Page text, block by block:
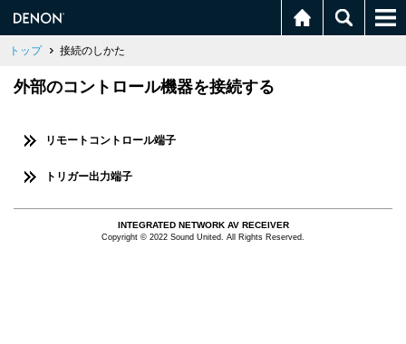
トップ 接続のしかた
外部のコントロール機器を接続する
リモートコントロール端子
トリガー出力端子
INTEGRATED NETWORK AV RECEIVER
Copyright © 2022 Sound United. All Rights Reserved.